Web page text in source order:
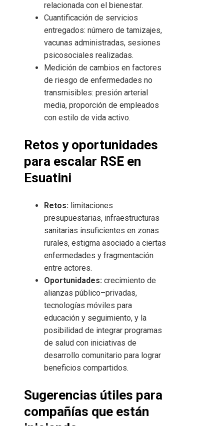
relacionada con el bienestar.
Cuantificación de servicios
entregados: número de tamizajes,
vacunas administradas, sesiones
psicosociales realizadas.
Medición de cambios en factores
de riesgo de enfermedades no
transmisibles: presión arterial
media, proporción de empleados
con estilo de vida activo.
Retos y oportunidades
para escalar RSE en
Esuatini
Retos: limitaciones
presupuestarias, infraestructuras
sanitarias insuficientes en zonas
rurales, estigma asociado a ciertas
enfermedades y fragmentación
entre actores.
Oportunidades: crecimiento de
alianzas público–privadas,
tecnologías móviles para
educación y seguimiento, y la
posibilidad de integrar programas
de salud con iniciativas de
desarrollo comunitario para lograr
beneficios compartidos.
Sugerencias útiles para
compañías que están